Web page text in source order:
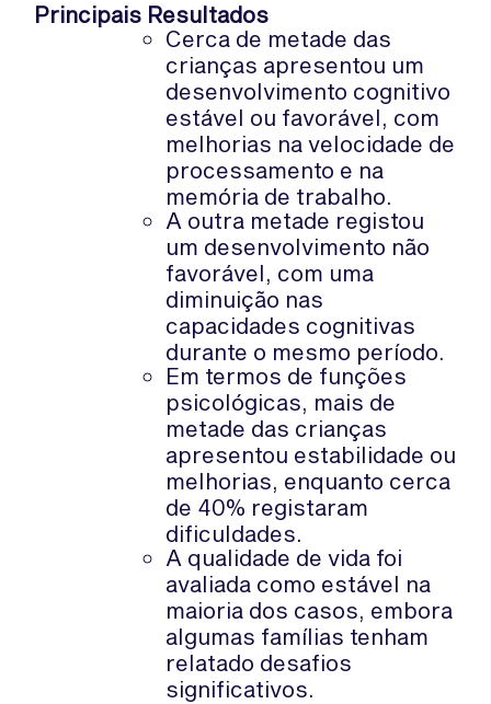
Principais Resultados
Cerca de metade das
crianças apresentou um
desenvolvimento cognitivo
estável ou favorável, com
melhorias na velocidade de
processamento e na
memória de trabalho.
A outra metade registou
um desenvolvimento não
favorável, com uma
diminuição nas
capacidades cognitivas
durante o mesmo período.
Em termos de funções
psicológicas, mais de
metade das crianças
apresentou estabilidade ou
melhorias, enquanto cerca
de 40% registaram
dificuldades.
A qualidade de vida foi
avaliada como estável na
maioria dos casos, embora
algumas famílias tenham
relatado desafios
significativos.